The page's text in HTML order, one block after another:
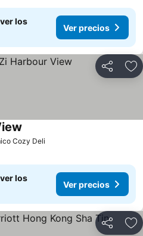
los
Ver precios
Compartir
Cozy Deli
los
Ver precios
Compartir